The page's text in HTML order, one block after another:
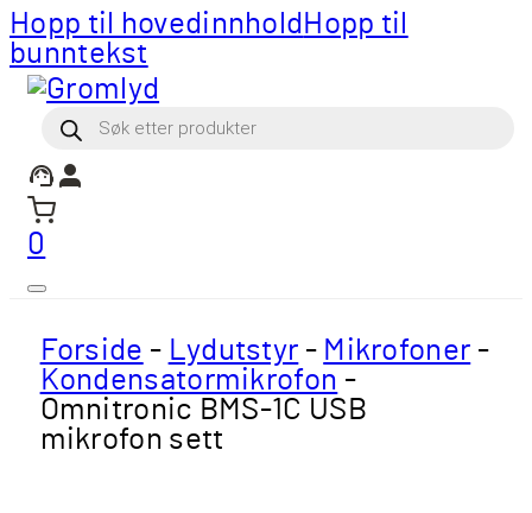
Hopp til hovedinnhold Hopp til
bunntekst
Products
search
0
Forside - Lydutstyr - Mikrofoner -
Kondensatormikrofon -
Omnitronic BMS-1C USB
mikrofon sett